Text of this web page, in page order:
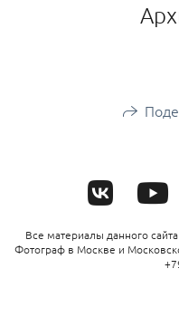
Все материалы данного
Фотограф в Москве и